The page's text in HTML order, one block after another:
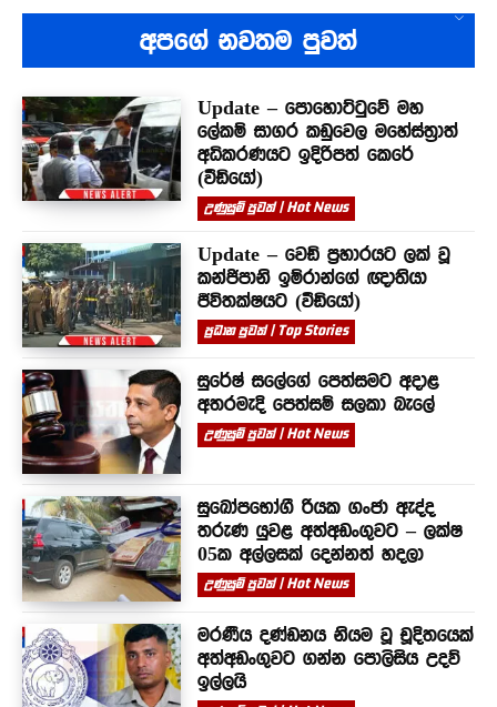
අපගේ නවතම පුවත්
Update – පොහොට්ටුවේ මහ
ලේකම් සාගර කඩුවෙල මහේස්ත්‍රාත්
අධිකරණයට ඉදිරිපත් කෙරේ
(වීඩියෝ)
උණුසුම් පුවත් | Hot News
Update – වෙඩි ප්‍රහාරයට ලක් වූ
කන්ජිපානි ඉම්රාන්ගේ ඥාතියා
ජීවිතක්ෂයට (වීඩියෝ)
ප්‍රධාන පුවත් | Top Stories
සුරේෂ් සලේගේ පෙත්සමට අදාළ
අතරමැදි පෙත්සම් සලකා බැලේ
උණුසුම් පුවත් | Hot News
සුඛෝපභෝගී රියක ගංජා ඇද්ද
තරුණ යුවළ අත්අඩංගුවට – ලක්ෂ
05ක අල්ලසක් දෙන්නත් හදලා
උණුසුම් පුවත් | Hot News
මරණීය දණ්ඩනය නියම වූ චූදිතයෙක්
අත්අඩංගුවට ගන්න පොලිසිය උදව්
ඉල්ලයි